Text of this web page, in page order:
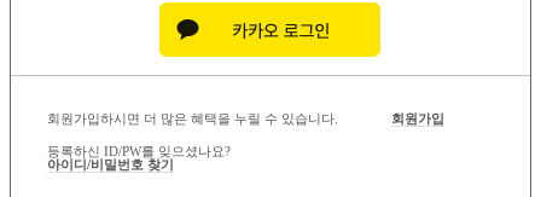
회원가입하시면 더 많은 혜택을 누릴 수 있습니다. 회원가입
등록하신 ID/PW를 잊으셨나요?
아이디/비밀번호 찾기